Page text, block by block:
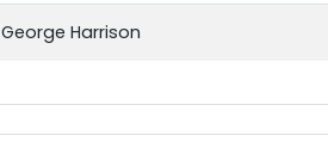
George Harrison